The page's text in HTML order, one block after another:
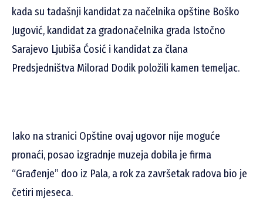
kada su tadašnji kandidat za načelnika opštine Boško
Jugović, kandidat za gradonačelnika grada Istočno
Sarajevo Ljubiša Ćosić i kandidat za člana
Predsjedništva Milorad Dodik položili kamen temeljac.
Iako na stranici Opštine ovaj ugovor nije moguće
pronaći, posao izgradnje muzeja dobila je firma
“Građenje” doo iz Pala, a rok za završetak radova bio je
četiri mjeseca.